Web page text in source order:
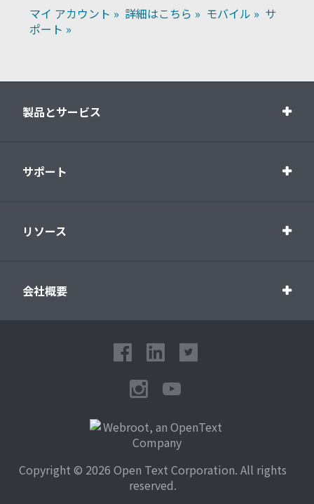
マイ アカウント » 詳細はこちら » モバイル » サ
ポート »
製品とサービス
サポート
リソース
会社概要
Copyright © 2026 Open Text Corporation. All rights
reserved.